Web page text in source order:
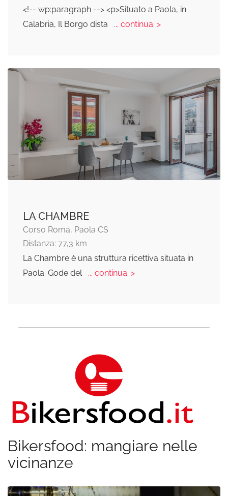
<!-- wp:paragraph --> <p>Situato a Paola, in
Calabria, Il Borgo dista
... continua: >
LA CHAMBRE
Corso Roma, Paola CS
Distanza: 77,3 km
La Chambre è una struttura ricettiva situata in
Paola. Gode del
... continua: >
Bikersfood: mangiare nelle
vicinanze